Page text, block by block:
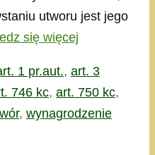
utworu jest jego
się więcej
1 pr.aut., art. 3
746 kc, art. 750 kc,
, wynagrodzenie